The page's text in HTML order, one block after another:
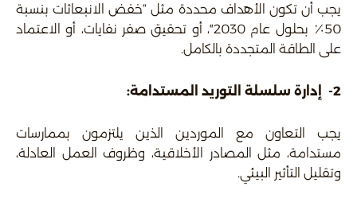
يجب أن تكون الأهداف محددة مثل “خفض الانبعاثات بنسبة
50٪ بحلول عام 2030″، أو تحقيق صفر نفايات، أو الاعتماد
على الطاقة المتجددة بالكامل.
2- إدارة سلسلة التوريد المستدامة:
يجب التعاون مع الموردين الذين يلتزمون بممارسات
مستدامة، مثل المصادر الأخلاقية، وظروف العمل العادلة،
وتقليل التأثير البيئي.